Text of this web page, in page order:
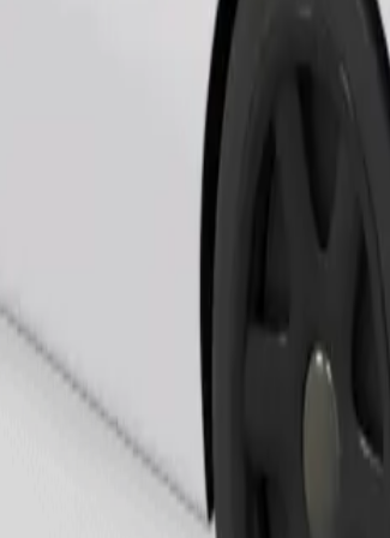
sjedala moraju biti zaštićena dekom ili